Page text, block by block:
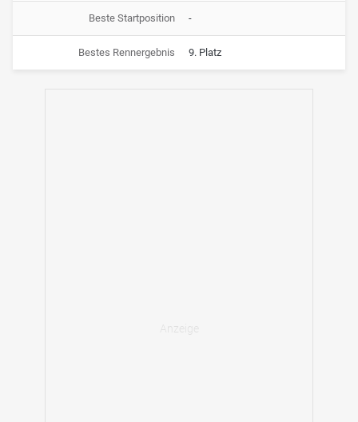
Beste Startposition -
Bestes Rennergebnis 9. Platz